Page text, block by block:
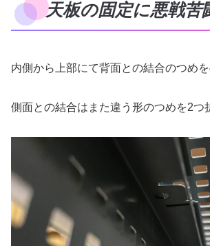
天板の固定に悪戦苦
内側から上部にて背面との結合のつめを
側面との結合はまた違う形のつめを2つ